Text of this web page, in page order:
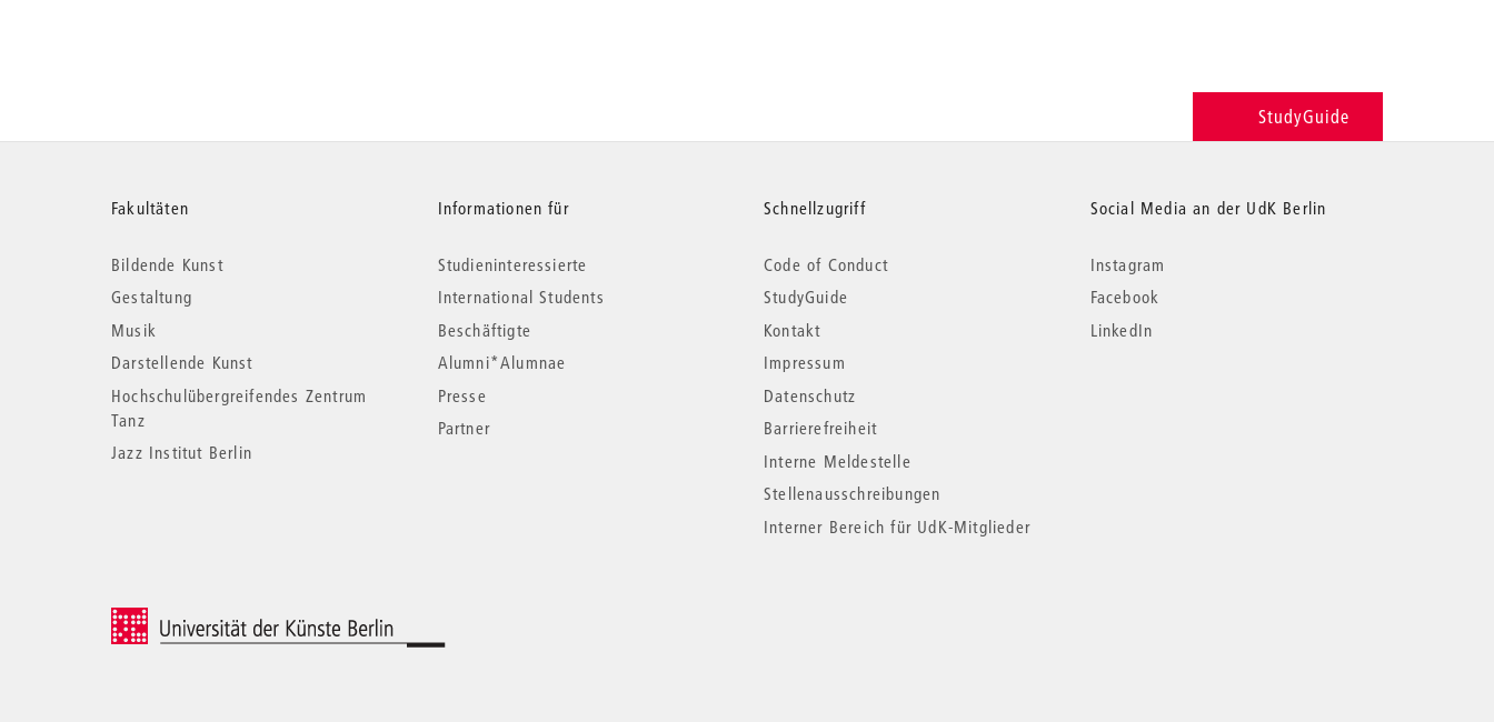
StudyGuide
Weitere
Informationen
Fakultäten
Bildende Kunst
Gestaltung
Musik
Darstellende Kunst
Hochschulübergreifendes Zentrum
Tanz
Jazz Institut Berlin
Informationen für
Studieninteressierte
International Students
Beschäftigte
Alumni*Alumnae
Presse
Partner
Schnellzugriff
Code of Conduct
StudyGuide
Kontakt
Impressum
Datenschutz
Barrierefreiheit
Interne Meldestelle
Stellenausschreibungen
Interner Bereich für UdK-Mitglieder
Social Media an der UdK Berlin
Instagram
Facebook
LinkedIn
© 2026 Universität der Künste Berlin